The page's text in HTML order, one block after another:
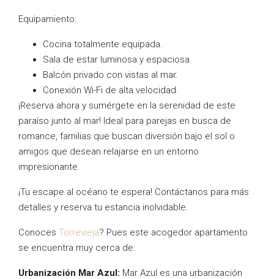
Equipamiento:
Cocina totalmente equipada.
Sala de estar luminosa y espaciosa.
Balcón privado con vistas al mar.
Conexión Wi-Fi de alta velocidad.
¡Reserva ahora y sumérgete en la serenidad de este
paraíso junto al mar! Ideal para parejas en busca de
romance, familias que buscan diversión bajo el sol o
amigos que desean relajarse en un entorno
impresionante.
¡Tu escape al océano te espera! Contáctanos para más
detalles y reserva tu estancia inolvidable.
Conoces Torrevieja? Pues este acogedor apartamento
se encuentra muy cerca de:
Urbanización Mar Azul: Mar Azul es una urbanización